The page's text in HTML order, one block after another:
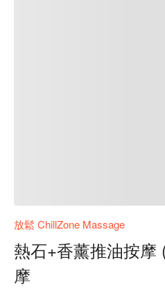
放鬆 ChillZone Massage
熱石+香薰推油按摩
摩